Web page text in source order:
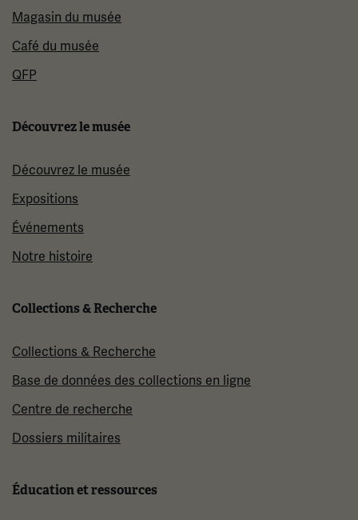
Magasin du musée
Café du musée
QFP
Découvrez le musée
Découvrez le musée
Expositions
Événements
Notre histoire
Collections & Recherche
Collections & Recherche
Base de données des collections en ligne
Centre de recherche
Dossiers militaires
Éducation et ressources